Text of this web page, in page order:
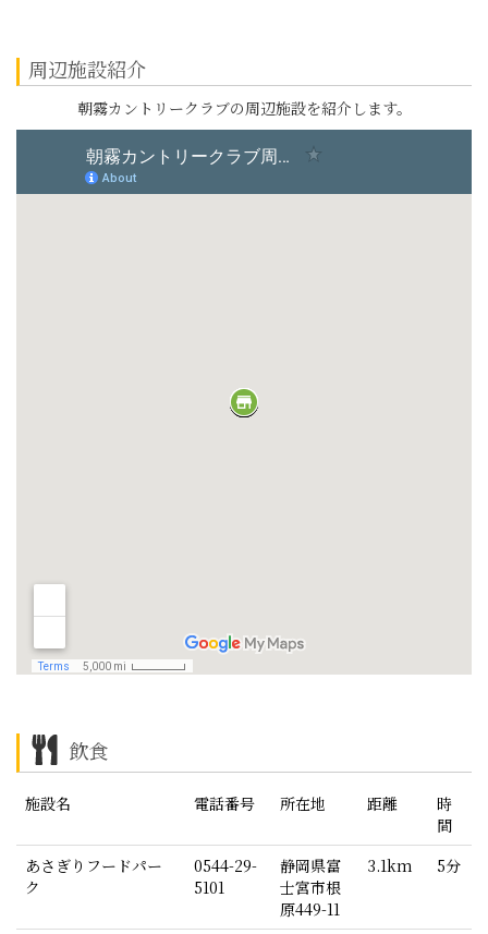
周辺施設紹介
朝霧カントリークラブの周辺施設を紹介します。
飲食
施設名 電話番号 所在地 距離
時
間
あさぎりフードパー
ク
0544-29-
5101
静岡県富
士宮市根
原449-11
3.1km 5分